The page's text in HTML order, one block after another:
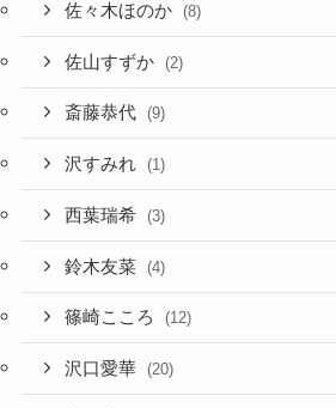
佐々木ほのか (8)
佐山すずか (2)
斎藤恭代 (9)
沢すみれ (1)
西葉瑞希 (3)
鈴木友菜 (4)
篠崎こころ (12)
沢口愛華 (20)